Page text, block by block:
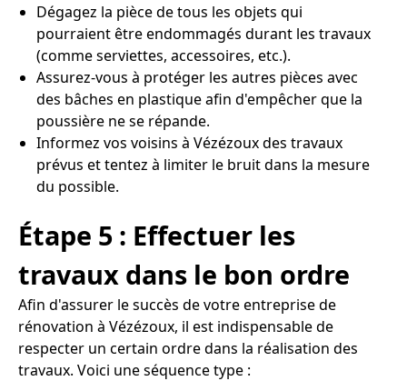
Dégagez la pièce de tous les objets qui
pourraient être endommagés durant les travaux
(comme serviettes, accessoires, etc.).
Assurez-vous à protéger les autres pièces avec
des bâches en plastique afin d'empêcher que la
poussière ne se répande.
Informez vos voisins à Vézézoux des travaux
prévus et tentez à limiter le bruit dans la mesure
du possible.
Étape 5 : Effectuer les
travaux dans le bon ordre
Afin d'assurer le succès de votre entreprise de
rénovation à Vézézoux, il est indispensable de
respecter un certain ordre dans la réalisation des
travaux. Voici une séquence type :